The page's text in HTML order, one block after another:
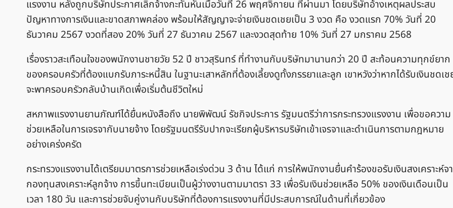
แรงงาน หลังถูกบริษัทประกาศเลิกจ้างกะทันหันเมื่อวันที่ 26 พฤศจิกายน ที่ผ่านมา โดยบริษัทอ้างเหตุผลประสบ
ปัญหาทางการเงินและขาดสภาพคล่อง พร้อมให้สัญญาจะจ่ายเงินชดเชยเป็น 3 งวด คือ งวดแรก 70% วันที่ 20
ธันวาคม 2567 งวดที่สอง 20% วันที่ 27 ธันวาคม 2567 และงวดสุดท้าย 10% วันที่ 27 มกราคม 2568
เรื่องราวสะเทือนใจของพนักงานชายวัย 52 ปี ชาวสุรินทร์ ที่ทำงานกับบริษัทมานานกว่า 20 ปี สะท้อนความทุกข์ยาก
ของครอบครัวที่ต้องแบกรับภาระหนี้สิน ในฐานะเสาหลักที่ต้องเลี้ยงดูทั้งภรรยาและลูก เขาหวังว่าหากได้รับเงินชดเช
จะพาครอบครัวกลับบ้านเกิดเพื่อเริ่มต้นชีวิตใหม่
สหภาพแรงงานยานภัณฑ์ได้ยื่นหนังสือถึง นายพิพัฒน์ รัชกิจประการ รัฐมนตรีว่าการกระทรวงแรงงาน เพื่อขอความ
ช่วยเหลือในการเจรจากับนายจ้าง โดยรัฐมนตรีรับปากจะเรียกผู้บริหารบริษัทเข้าเจรจาและดำเนินการตามกฎหมาย
อย่างเคร่งครัด
กระทรวงแรงงานได้เตรียมมาตรการช่วยเหลือเร่งด่วน 3 ด้าน ได้แก่ การให้พนักงานยื่นคำร้องขอรับเงินสงเคราะห์จ
กองทุนสงเคราะห์ลูกจ้าง การขึ้นทะเบียนเป็นผู้ว่างงานตามมาตรา 33 เพื่อรับเงินช่วยเหลือ 50% ของเงินเดือนเป็น
เวลา 180 วัน และการช่วยจับคู่งานกับบริษัทที่ต้องการแรงงานที่มีประสบการณ์ในด้านที่เกี่ยวข้อง